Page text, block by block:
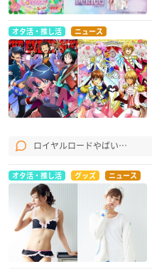
オタ活・推し活 ニュース
ロイヤルロードやばい…
オタ活・推し活 グッズ ニュース